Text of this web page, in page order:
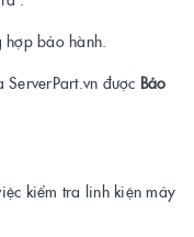
hợp bảo hành.
được Bảo
kiểm tra linh kiện máy